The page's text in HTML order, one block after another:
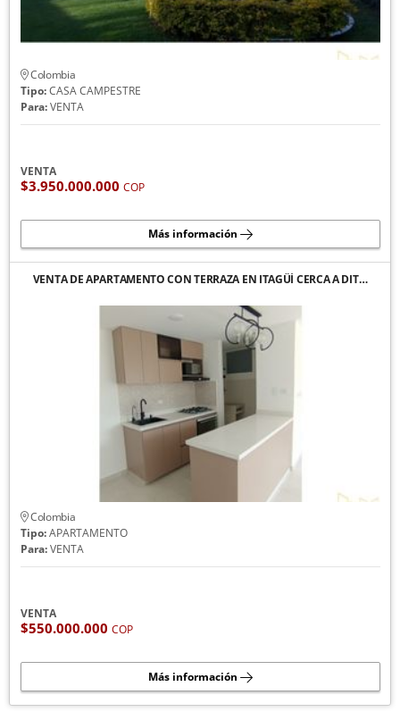
Colombia
Tipo:CASA CAMPESTRE
Para:VENTA
VENTA
$3.950.000.000 COP
Más información
VENTA DE APARTAMENTO CON TERRAZA EN ITAGÜÍ CERCA A DIT…
Colombia
Tipo:APARTAMENTO
Para:VENTA
VENTA
$550.000.000 COP
Más información